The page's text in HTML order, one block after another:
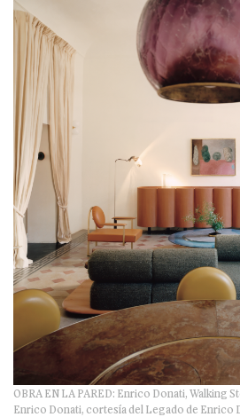
OBRA EN LA PARED: Enrico Donati, Walking
Enrico Donati, cortesía del Legado de Enrico